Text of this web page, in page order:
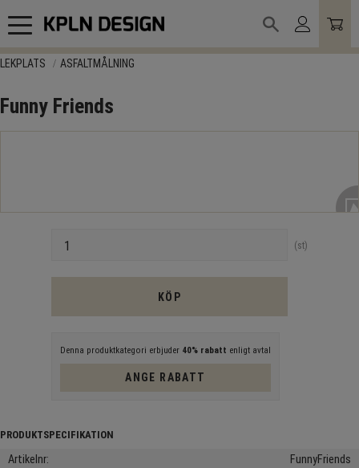
Meny
LEKPLATS ASFALTMÅLNING
Funny Friends
st
KÖP
Denna produktkategori erbjuder 40% rabatt enligt avtal
ANGE RABATT
Artikelnr FunnyFriends